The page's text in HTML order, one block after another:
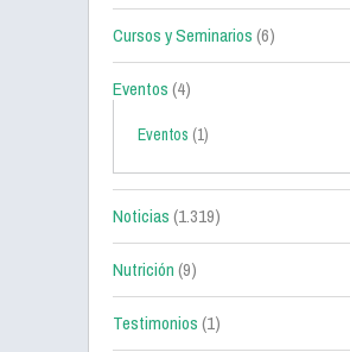
Cursos y Seminarios(6)
Eventos(4)
Eventos (1)
Noticias(1.319)
Nutrición(9)
Testimonios(1)